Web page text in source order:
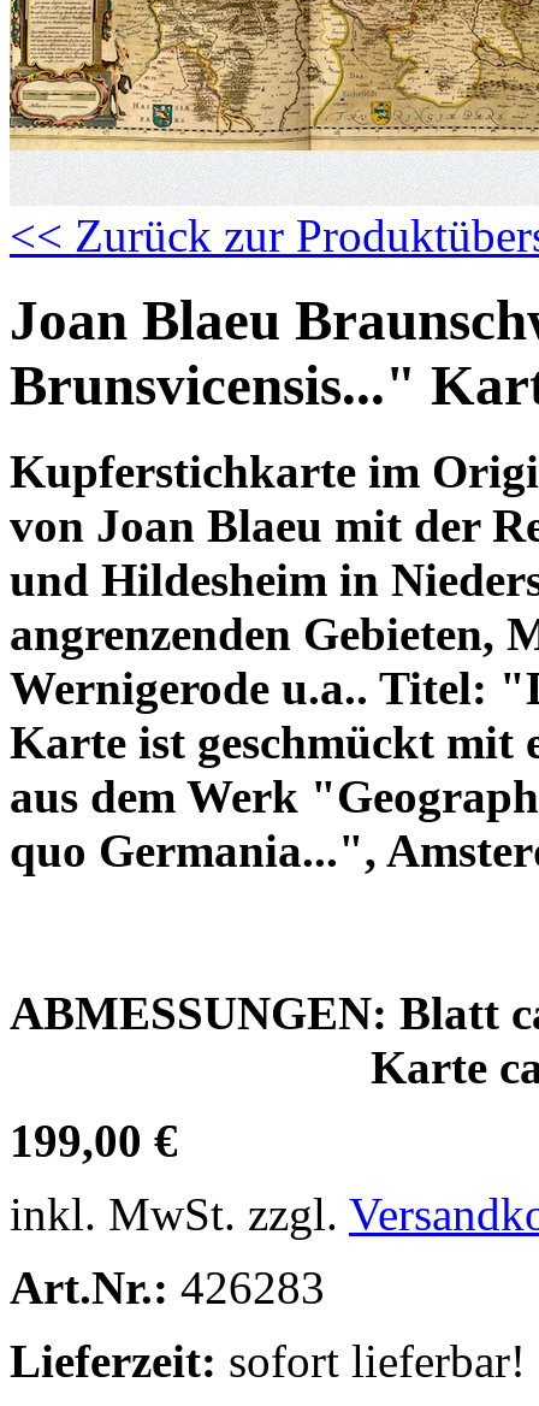
<< Zurück zur
Joan Blaeu
Brunsvicensis..."
Kupferstichkarte im
von Joan Blaeu mit der
und Hildesheim in
angrenzenden Gebieten,
Wernigerode u.a.. Titel: "
Karte ist geschmückt mit
aus dem Werk
quo Germania...",
ABMESSUNGEN: Blatt
Karte ca. H
199,00 €
inkl. MwSt. zzgl.
Art.Nr.: 426283
Lieferzeit: sofort lieferbar!